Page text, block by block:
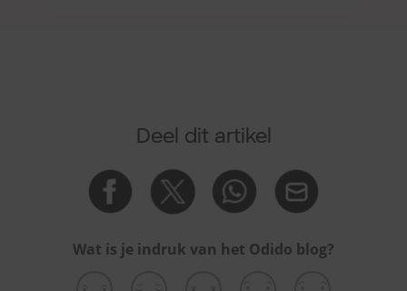
Deel dit artikel
Wat is je indruk van het Odido blog?